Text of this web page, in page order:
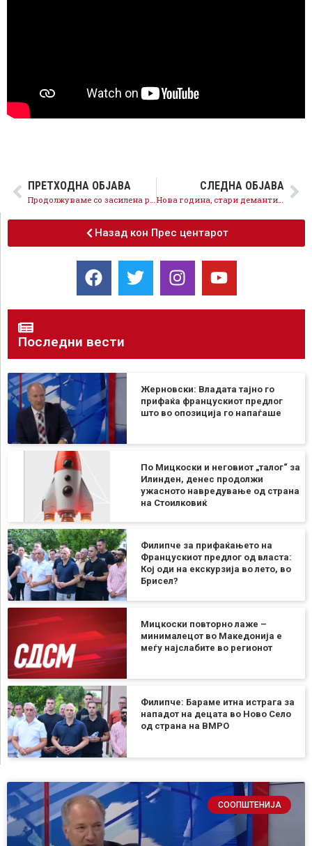
ПРЕТХОДНА ОБЈАВА СЛЕДНА ОБЈАВА
Нова година, стари демантирани лаги на ВМРО-ДПМНЕ, партијата симбол на непотизам и лажни вести
Назад кон Прес центарот
Последни вести
Жерновски: Владата тајно го
прифаќа францускиот предлог
што во опозиција го напаѓаше
По Мицкоски и неговиот „талог“ за
Илинден, денес продолжи
ужасното навредување од страна
на Стоилковиќ
Филипче за прифаќањето на
Францускиот предлог од власта:
Кој оди на екскурзија во лето, во
Брисел?
Мицкоски повторно лаже –
минималецот во Македонија е
меѓу најслабите во регионот
Филипче: Бараме итна истрага за
нападот на децата во Ново Село
од страна на ВМРО
СООПШТЕНИЈА